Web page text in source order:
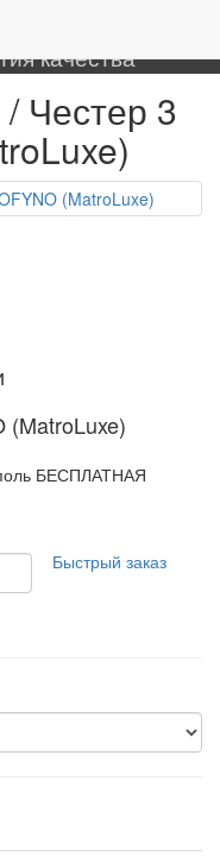
качества
Честер 3
(MatroLuxe)
БЕСПЛАТНАЯ
Быстрый заказ